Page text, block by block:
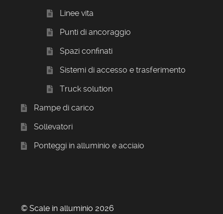
Linee vita
Punti di ancoraggio
Spazi confinati
Sistemi di accesso e trasferimento
Truck solution
Rampe di carico
Sollevatori
Ponteggi in alluminio e acciaio
© Scale in alluminio 2026